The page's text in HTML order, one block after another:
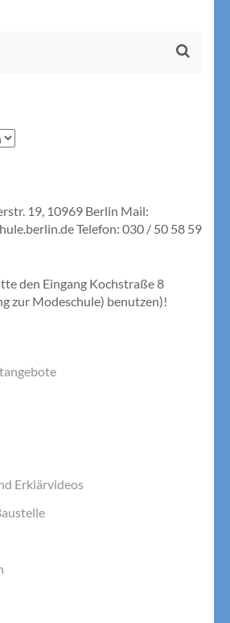
19, 10969 Berlin Mail:
Telefon: 030 / 50 58 59
den Eingang Kochstraße 8
zur Modeschule) benutzen)!
Erklärvideos